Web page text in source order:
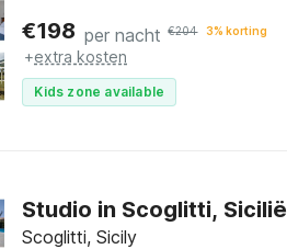
€198 per nacht €204 3% korting
+extra kosten
Kids zone available
Studio in Scoglitti, Sicilië
Scoglitti, Sicily